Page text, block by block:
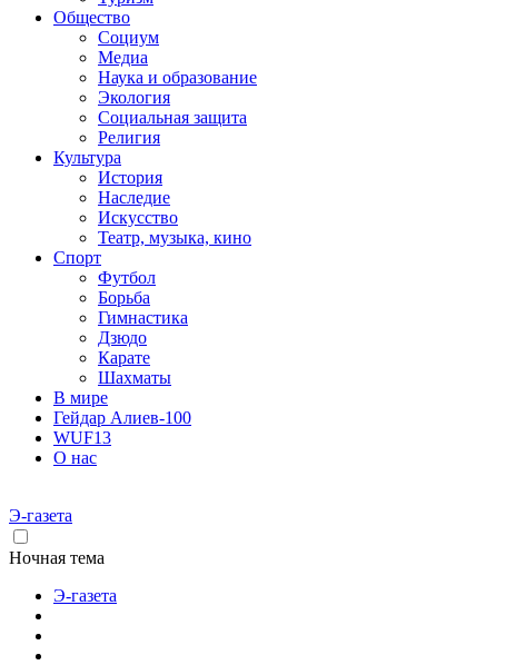
Общество
Социум
Медиа
Наука и образование
Экология
Социальная защита
Религия
Культура
История
Наследие
Искусство
Театр, музыка, кино
Спорт
Футбол
Борьба
Гимнастика
Дзюдо
Карате
Шахматы
В мире
Гейдар Алиев-100
WUF13
О нас
Э-газета
Ночная тема
Э-газета